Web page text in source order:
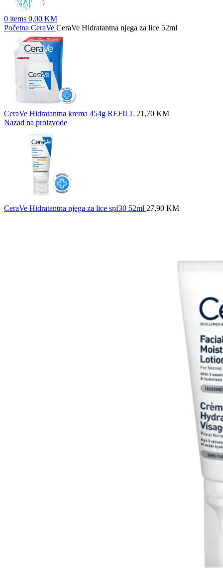
0 items 0,00 KM
Početna CeraVe CeraVe Hidratantna njega za lice 52ml
CeraVe Hidratantna krema 454g REFILL 21,70 KM
Nazad na proizvode
CeraVe Hidratantna njega za lice spf30 52ml 27,90 KM